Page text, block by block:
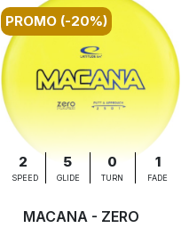
PROMO (-20%)
2
SPEED
5
GLIDE
0
TURN
1
FADE
MACANA - ZERO